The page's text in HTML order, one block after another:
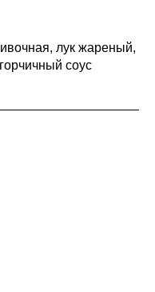
лук жареный,
соус